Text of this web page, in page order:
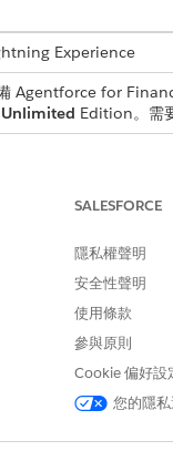
Experience
Agentforce for
Unlimited Edition。需
「財務服務」的固定指
員工工作人員:
SALESFORCE
隱私權聲明
安全性聲明
使用條款
參與原則
Cookie 偏好設
您的隱